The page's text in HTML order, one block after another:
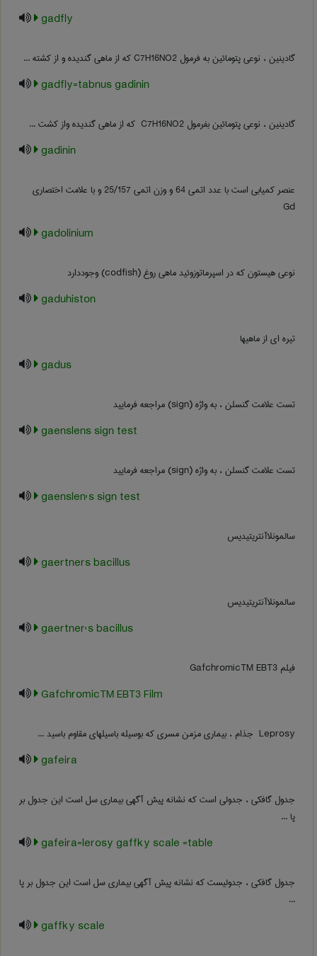
gadfly
گادینین ، نوعی پتومائین به فرمول C7H16NO2 که از ماهی گندیده و از کشته ...
gadfly=tabnus gadinin
گادینین ، نوعی پتومائین بفرمول ‎ C7H16NO2 که از ماهی گندیده واز کشت ...
gadinin
عنصر کمیابی است با عدد اتمی 64 و وزن اتمی 25/157 و با علامت اختصاری
Gd
gadolinium
نوعی هیستون که در اسپرماتوزوئید ماهی روغ (codfish) وجوددارد
gaduhiston
تیره ای از ماهیها
gadus
تست علامت گنسلن ، به واژه (sign) مراجعه فرمایید
gaenslens sign test
تست علامت گنسلن ، به واژه (sign) مراجعه فرمایید
gaenslen's sign test
سالمونلاآنتریتیدیس
gaertners bacillus
سالمونلاآنتریتیدیس
gaertner's bacillus
فیلم GafchromicTM EBT3
GafchromicTM EBT3 Film
‎ Leprosy جذام ، بیماری مزمن مسری که بوسیله باسیلهای مقاوم باسید ...
gafeira
جدول گافکی ، جدولی است که نشانه پیش آگهی بیماری سل است این جدول بر
پا ...
gafeira=lerosy gaffky scale =table
جدول گافکی ، جدولیست که نشانه پیش آگهی بیماری سل است این جدول بر پا
...
gaffky scale